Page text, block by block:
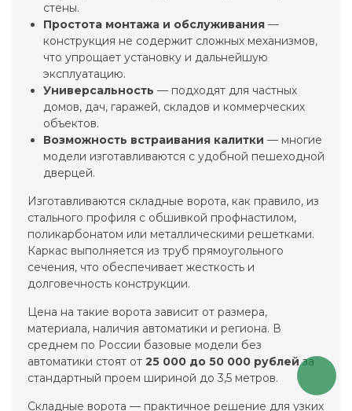
стены.
Простота монтажа и обслуживания —
конструкция не содержит сложных механизмов,
что упрощает установку и дальнейшую
эксплуатацию.
Универсальность — подходят для частных
домов, дач, гаражей, складов и коммерческих
объектов.
Возможность встраивания калитки — многие
модели изготавливаются с удобной пешеходной
дверцей.
Изготавливаются складные ворота, как правило, из
стального профиля с обшивкой профнастилом,
поликарбонатом или металлическими решетками.
Каркас выполняется из труб прямоугольного
сечения, что обеспечивает жесткость и
долговечность конструкции.
Цена на такие ворота зависит от размера,
материала, наличия автоматики и региона. В
среднем по России базовые модели без
автоматики стоят от 25 000 до 50 000 рублейза
стандартный проем шириной до 3,5 метров.
Складные ворота — практичное решение для узких